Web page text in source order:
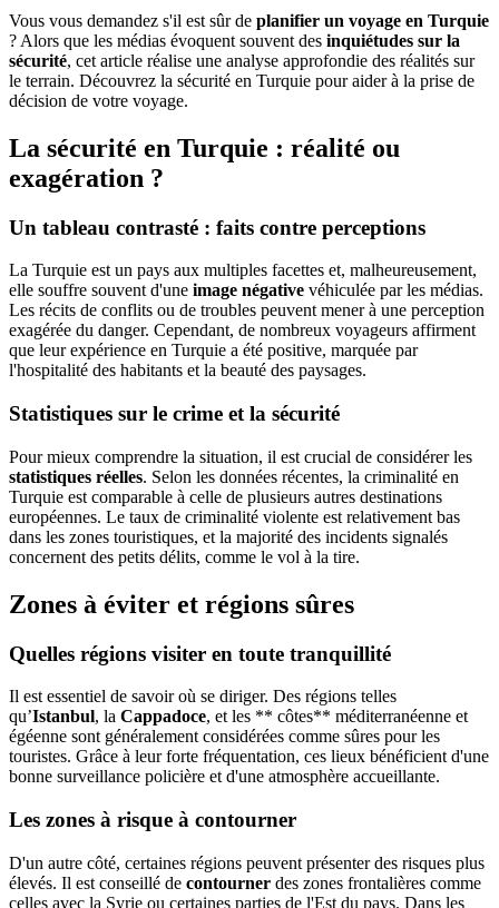
Vous vous demandez s'il est sûr de planifier un voyage en Turquie
? Alors que les médias évoquent souvent des inquiétudes sur la
sécurité, cet article réalise une analyse approfondie des réalités sur
le terrain. Découvrez la sécurité en Turquie pour aider à la prise de
décision de votre voyage.
La sécurité en Turquie : réalité ou
exagération ?
Un tableau contrasté : faits contre perceptions
La Turquie est un pays aux multiples facettes et, malheureusement,
elle souffre souvent d'une image négative véhiculée par les médias.
Les récits de conflits ou de troubles peuvent mener à une perception
exagérée du danger. Cependant, de nombreux voyageurs affirment
que leur expérience en Turquie a été positive, marquée par
l'hospitalité des habitants et la beauté des paysages.
Statistiques sur le crime et la sécurité
Pour mieux comprendre la situation, il est crucial de considérer les
statistiques réelles. Selon les données récentes, la criminalité en
Turquie est comparable à celle de plusieurs autres destinations
européennes. Le taux de criminalité violente est relativement bas
dans les zones touristiques, et la majorité des incidents signalés
concernent des petits délits, comme le vol à la tire.
Zones à éviter et régions sûres
Quelles régions visiter en toute tranquillité
Il est essentiel de savoir où se diriger. Des régions telles
qu’Istanbul, la Cappadoce, et les ** côtes** méditerranéenne et
égéenne sont généralement considérées comme sûres pour les
touristes. Grâce à leur forte fréquentation, ces lieux bénéficient d'une
bonne surveillance policière et d'une atmosphère accueillante.
Les zones à risque à contourner
D'un autre côté, certaines régions peuvent présenter des risques plus
élevés. Il est conseillé de contourner des zones frontalières comme
celles avec la Syrie ou certaines parties de l'Est du pays. Dans les